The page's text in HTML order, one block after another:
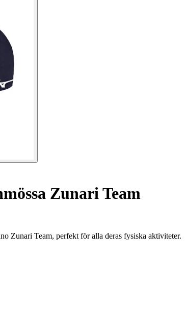
Zunari Team
Zunari Team, perfekt för alla deras fysiska aktiviteter.